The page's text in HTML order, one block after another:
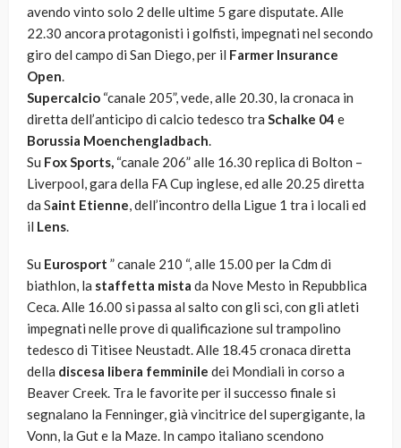
avendo vinto solo 2 delle ultime 5 gare disputate. Alle
22.30 ancora protagonisti i golfisti, impegnati nel secondo
giro del campo di San Diego, per il Farmer Insurance
Open.
Supercalcio “canale 205”, vede, alle 20.30, la cronaca in
diretta dell’anticipo di calcio tedesco tra Schalke 04 e
Borussia Moenchengladbach.
Su Fox Sports, “canale 206” alle 16.30 replica di Bolton –
Liverpool, gara della FA Cup inglese, ed alle 20.25 diretta
da Saint Etienne, dell’incontro della Ligue 1 tra i locali ed
il Lens.
Su Eurosport ” canale 210 “, alle 15.00 per la Cdm di
biathlon, la staffetta mista da Nove Mesto in Repubblica
Ceca. Alle 16.00 si passa al salto con gli sci, con gli atleti
impegnati nelle prove di qualificazione sul trampolino
tedesco di Titisee Neustadt. Alle 18.45 cronaca diretta
della discesa libera femminile dei Mondiali in corso a
Beaver Creek. Tra le favorite per il successo finale si
segnalano la Fenninger, già vincitrice del supergigante, la
Vonn, la Gut e la Maze. In campo italiano scendono